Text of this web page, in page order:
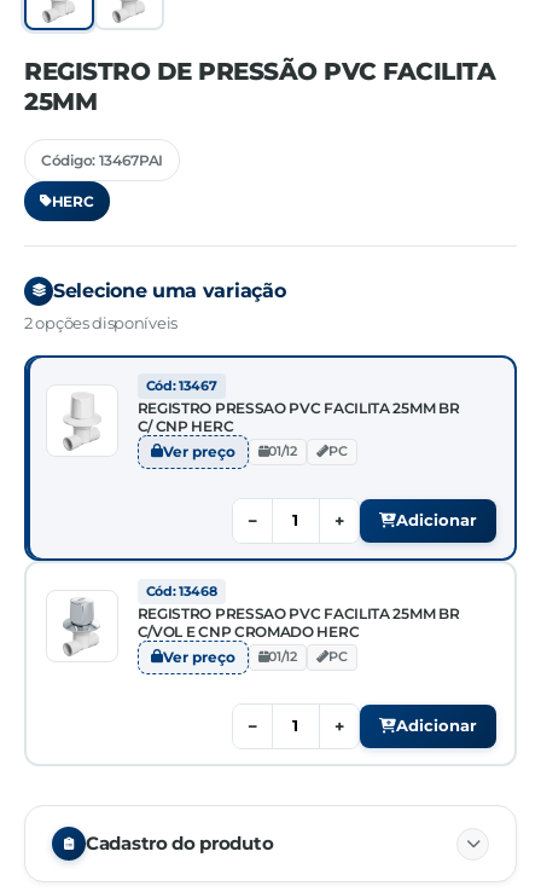
REGISTRO DE PRESSÃO PVC FACILITA
25MM
Código: 13467PAI
HERC
Selecione uma variação
2 opções disponíveis
Cód: 13467
REGISTRO PRESSAO PVC FACILITA 25MM BR
C/ CNP HERC
Ver preço 01/12 PC
− + Adicionar
Cód: 13468
REGISTRO PRESSAO PVC FACILITA 25MM BR
C/VOL E CNP CROMADO HERC
Ver preço 01/12 PC
− + Adicionar
Cadastro do produto